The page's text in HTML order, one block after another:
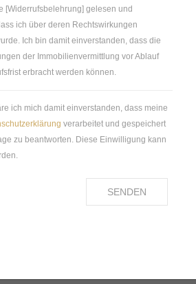
[Widerrufsbelehrung] gelesen und
ich über deren Rechtswirkungen
Ich bin damit einverstanden, dass die
der Immobilienvermittlung vor Ablauf
erbracht werden können.
ich mich damit einverstanden, dass meine
verarbeitet und gespeichert
zu beantworten. Diese Einwilligung kann
SENDEN